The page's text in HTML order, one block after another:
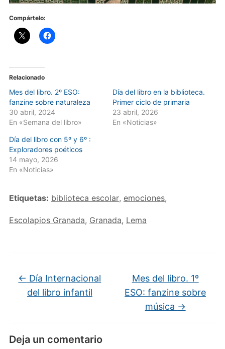
Compártelo:
Relacionado
Mes del libro. 2º ESO:
fanzine sobre naturaleza
30 abril, 2024
En «Semana del libro»
Día del libro en la biblioteca.
Primer ciclo de primaria
23 abril, 2026
En «Noticias»
Día del libro con 5º y 6º :
Exploradores poéticos
14 mayo, 2026
En «Noticias»
Etiquetas: biblioteca escolar, emociones,
Escolapios Granada, Granada, Lema
← Día Internacional
del libro infantil
Mes del libro. 1º
ESO: fanzine sobre
música →
Deja un comentario